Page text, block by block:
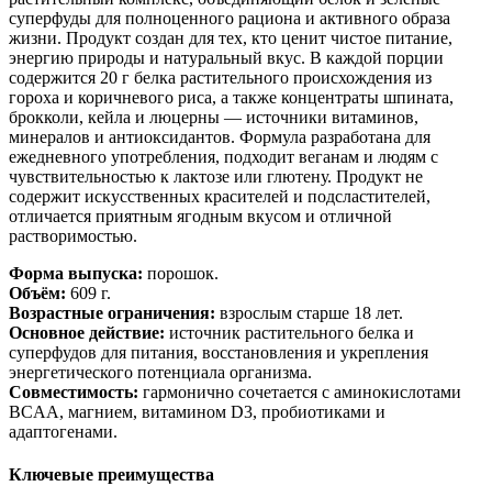
суперфуды для полноценного рациона и активного образа
жизни. Продукт создан для тех, кто ценит чистое питание,
энергию природы и натуральный вкус. В каждой порции
содержится 20 г белка растительного происхождения из
гороха и коричневого риса, а также концентраты шпината,
брокколи, кейла и люцерны — источники витаминов,
минералов и антиоксидантов. Формула разработана для
ежедневного употребления, подходит веганам и людям с
чувствительностью к лактозе или глютену. Продукт не
содержит искусственных красителей и подсластителей,
отличается приятным ягодным вкусом и отличной
растворимостью.
Форма выпуска: порошок.
Объём: 609 г.
Возрастные ограничения: взрослым старше 18 лет.
Основное действие: источник растительного белка и
суперфудов для питания, восстановления и укрепления
энергетического потенциала организма.
Совместимость: гармонично сочетается с аминокислотами
BCAA, магнием, витамином D3, пробиотиками и
адаптогенами.
Ключевые преимущества